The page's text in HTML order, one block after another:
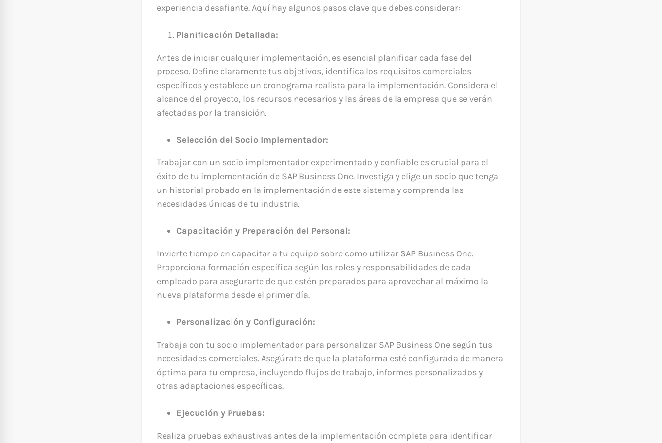
experiencia desafiante. Aquí hay algunos pasos clave que debes considerar:
Planificación Detallada:
Antes de iniciar cualquier implementación, es esencial planificar cada fase del
proceso. Define claramente tus objetivos, identifica los requisitos comerciales
específicos y establece un cronograma realista para la implementación. Considera el
alcance del proyecto, los recursos necesarios y las áreas de la empresa que se verán
afectadas por la transición.
Selección del Socio Implementador:
Trabajar con un socio implementador experimentado y confiable es crucial para el
éxito de tu implementación de SAP Business One. Investiga y elige un socio que tenga
un historial probado en la implementación de este sistema y comprenda las
necesidades únicas de tu industria.
Capacitación y Preparación del Personal:
Invierte tiempo en capacitar a tu equipo sobre como utilizar SAP Business One.
Proporciona formación específica según los roles y responsabilidades de cada
empleado para asegurarte de que estén preparados para aprovechar al máximo la
nueva plataforma desde el primer día.
Personalización y Configuración:
Trabaja con tu socio implementador para personalizar SAP Business One según tus
necesidades comerciales. Asegúrate de que la plataforma esté configurada de manera
óptima para tu empresa, incluyendo flujos de trabajo, informes personalizados y
otras adaptaciones específicas.
Ejecución y Pruebas:
Realiza pruebas exhaustivas antes de la implementación completa para identificar